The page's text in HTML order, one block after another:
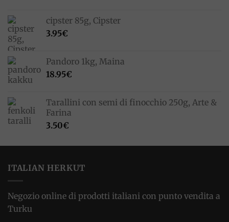
cipster 85g, Cipster
3.95€
Pandoro 1kg, Maina
18.95€
Tarallini con semi di finocchio 250g, Arte &
Farina
3.50€
ITALIAN HERKUT
Negozio online di prodotti italiani con punto vendita a
Turku